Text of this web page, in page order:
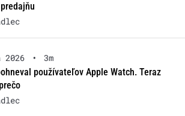
•
3m
používateľov Apple Watch. Teraz